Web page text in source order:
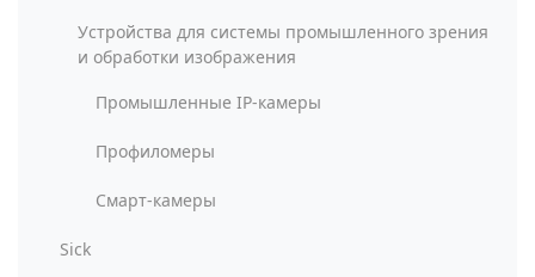
Устройства для системы промышленного зрения
и обработки изображения
Промышленные IP-камеры
Профиломеры
Смарт-камеры
Sick